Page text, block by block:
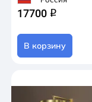
17700 q
В корзину